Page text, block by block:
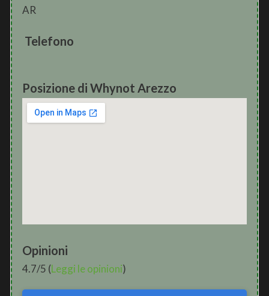
AR
Telefono
Posizione di Whynot Arezzo
Opinioni
4.7/5 (Leggi le opinioni)